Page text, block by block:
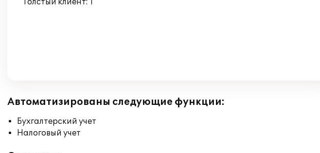
Толстый клиент: 1
Автоматизированы следующие функции:
Бухгалтерский учет
Налоговый учет